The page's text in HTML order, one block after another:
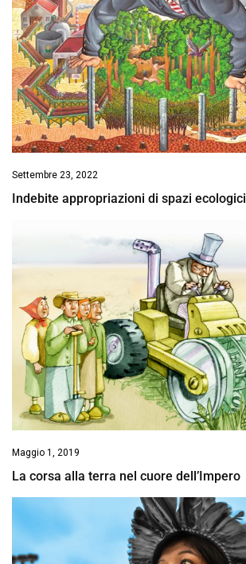
Settembre 23, 2022
Indebite appropriazioni di spazi ecologici
Maggio 1, 2019
La corsa alla terra nel cuore dell’Impero